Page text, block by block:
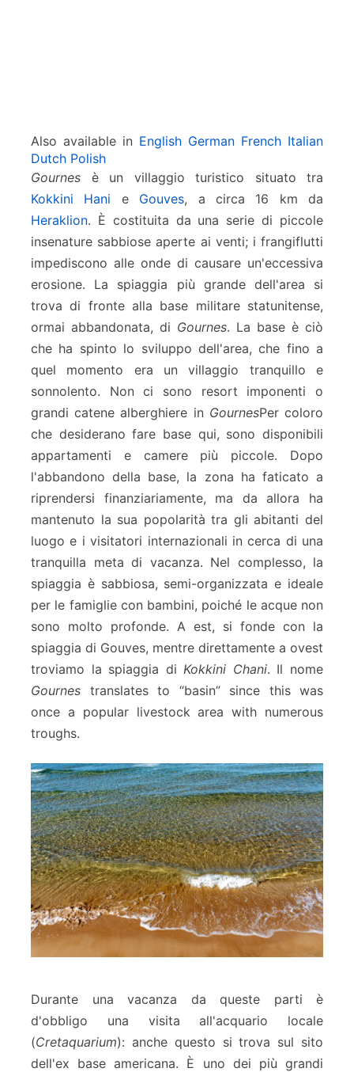
Also available in English German French Italian
Dutch Polish
Gournes è un villaggio turistico situato tra
Kokkini Hani e Gouves, a circa 16 km da
Heraklion. È costituita da una serie di piccole
insenature sabbiose aperte ai venti; i frangiflutti
impediscono alle onde di causare un'eccessiva
erosione. La spiaggia più grande dell'area si
trova di fronte alla base militare statunitense,
ormai abbandonata, di Gournes. La base è ciò
che ha spinto lo sviluppo dell'area, che fino a
quel momento era un villaggio tranquillo e
sonnolento. Non ci sono resort imponenti o
grandi catene alberghiere in GournesPer coloro
che desiderano fare base qui, sono disponibili
appartamenti e camere più piccole. Dopo
l'abbandono della base, la zona ha faticato a
riprendersi finanziariamente, ma da allora ha
mantenuto la sua popolarità tra gli abitanti del
luogo e i visitatori internazionali in cerca di una
tranquilla meta di vacanza. Nel complesso, la
spiaggia è sabbiosa, semi-organizzata e ideale
per le famiglie con bambini, poiché le acque non
sono molto profonde. A est, si fonde con la
spiaggia di Gouves, mentre direttamente a ovest
troviamo la spiaggia di Kokkini Chani. Il nome
Gournes translates to “basin” since this was
once a popular livestock area with numerous
troughs.
Durante una vacanza da queste parti è
d'obbligo una visita all'acquario locale
(Cretaquarium): anche questo si trova sul sito
dell'ex base americana. È uno dei più grandi